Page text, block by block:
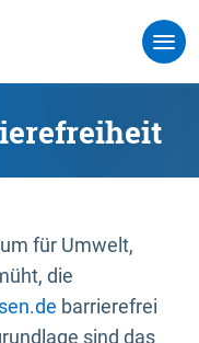
für Umwelt,
die
barrierefrei
sind das